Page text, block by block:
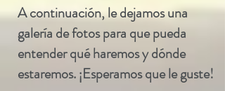
A continuación, le dejamos una
galería de fotos para que pueda
entender qué haremos y dónde
estaremos. ¡Esperamos que le guste!